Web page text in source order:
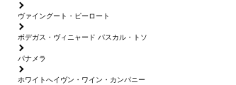
ヴァイングート・ピーロート
ボデガス・ヴィニャード パスカル・トソ
パナメラ
ホワイトへイヴン・ワイン・カンパニー